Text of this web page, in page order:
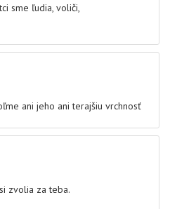
sme ľudia, voliči,
ani jeho ani terajšiu vrchnosť
zvolia za teba.